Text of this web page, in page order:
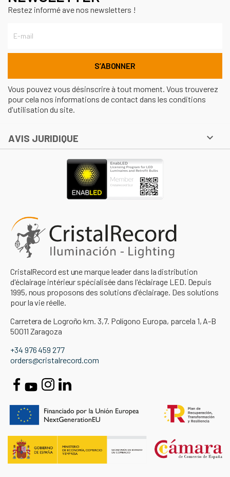
Restez informé ave nos newsletters !
Vous pouvez vous désinscrire à tout moment. Vous trouverez
pour cela nos informations de contact dans les conditions
d'utilisation du site.
AVIS JURIDIQUE 
CristalRecord est une marque leader dans la distribution
d'éclairage intérieur spécialisée dans l'éclairage LED. Depuis
1995, nous proposons des solutions d'éclairage. Des solutions
pour la vie réelle.
Carretera de Logroño km. 3,7. Polígono Europa, parcela 1, A-B
50011 Zaragoza
+34 976 459 277
orders@cristalrecord.com